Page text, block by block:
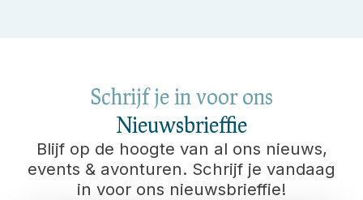
Schrijf je in voor ons
Nieuwsbrieffie
Blijf op de hoogte van al ons nieuws,
events & avonturen. Schrijf je vandaag
in voor ons nieuwsbrieffie!